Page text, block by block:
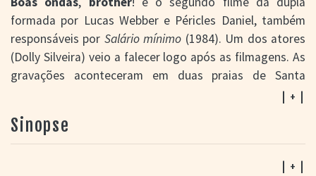
formada por Lucas Webber e Péricles Daniel, também
responsáveis por Salário mínimo (1984). Um dos atores
(Dolly Silveira) veio a falecer logo após as filmagens. As
gravações aconteceram em duas praias de Santa
Catarina: Praia do Silveira (município de Garopaba) e
passaram por Porto Alegre. Ao contrário do que é
informado noDicionário de filmes brasileiros(2002), esse
filme teve exibições alternativas no Rio Grande do Sul
| + |
Sinopse
| + |